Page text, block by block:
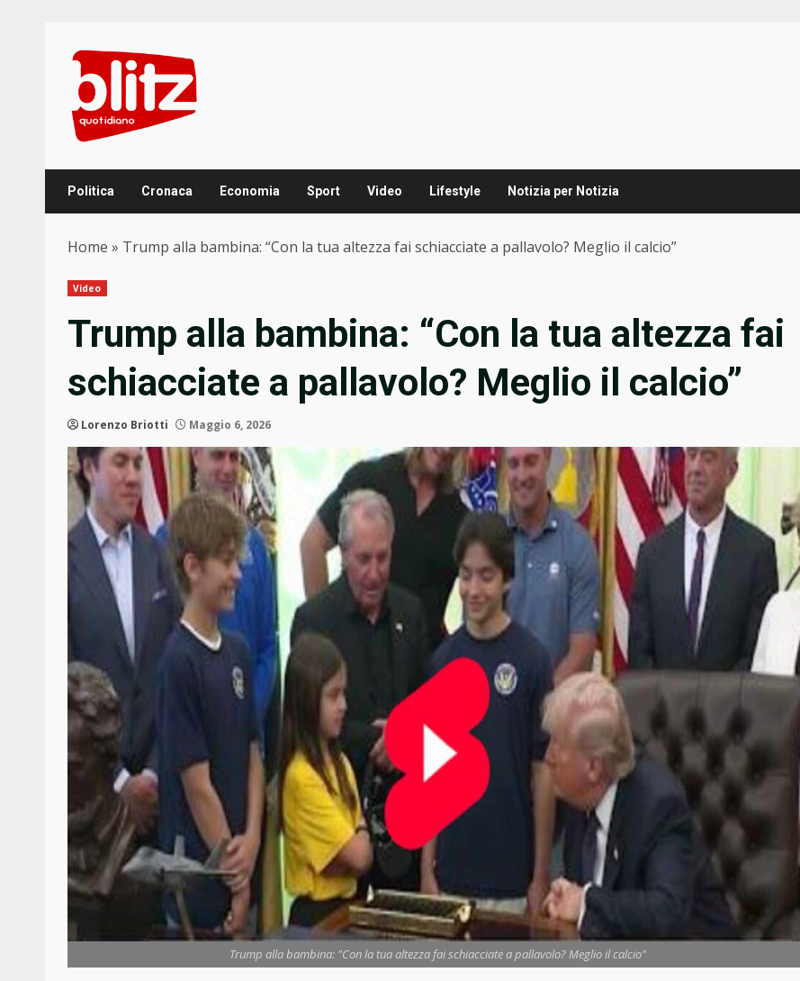
content
Politica Cronaca Economia Sport Video Lifestyle Notizia per Notizia
Home » Trump alla bambina: “Con la tua altezza fai schiacciate a pallavolo? Meglio il calcio”
Video
Trump alla bambina: “Con la tua altezza fai
schiacciate a pallavolo? Meglio il calcio”
Lorenzo Briotti Maggio 6, 2026
Trump alla bambina: "Con la tua altezza fai schiacciate a pallavolo? Meglio il calcio"